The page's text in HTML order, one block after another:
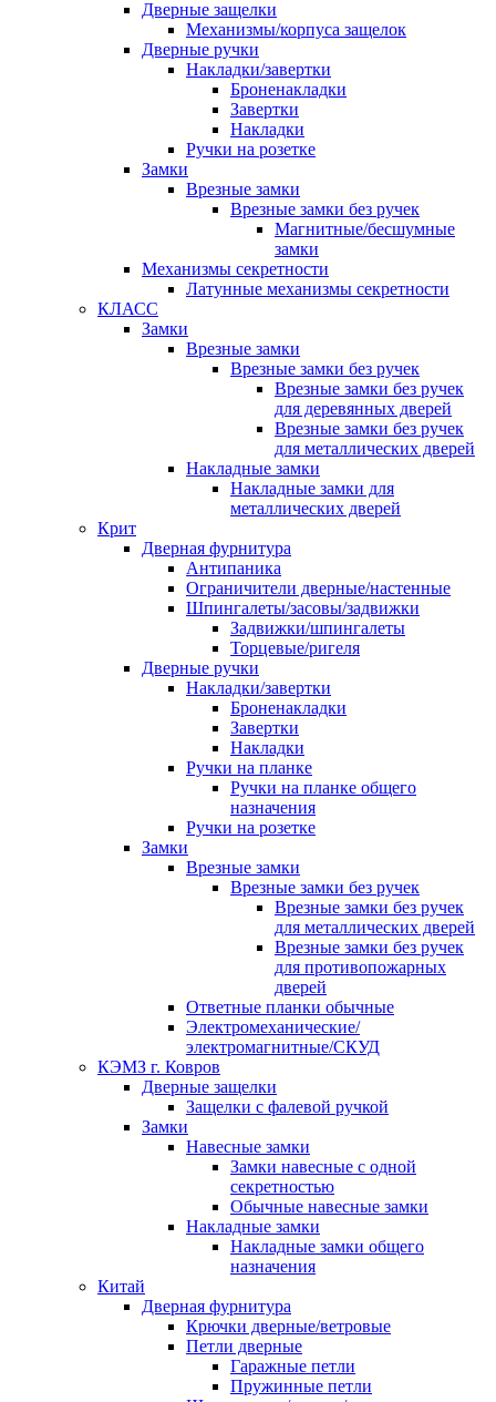
Дверные защелки
Механизмы/корпуса защелок
Дверные ручки
Накладки/завертки
Броненакладки
Завертки
Накладки
Ручки на розетке
Замки
Врезные замки
Врезные замки без ручек
Магнитные/бесшумные
замки
Механизмы секретности
Латунные механизмы секретности
КЛАСС
Замки
Врезные замки
Врезные замки без ручек
Врезные замки без ручек
для деревянных дверей
Врезные замки без ручек
для металлических дверей
Накладные замки
Накладные замки для
металлических дверей
Крит
Дверная фурнитура
Антипаника
Ограничители дверные/настенные
Шпингалеты/засовы/задвижки
Задвижки/шпингалеты
Торцевые/ригеля
Дверные ручки
Накладки/завертки
Броненакладки
Завертки
Накладки
Ручки на планке
Ручки на планке общего
назначения
Ручки на розетке
Замки
Врезные замки
Врезные замки без ручек
Врезные замки без ручек
для металлических дверей
Врезные замки без ручек
для противопожарных
дверей
Ответные планки обычные
Электромеханические/
электромагнитные/СКУД
КЭМЗ г. Ковров
Дверные защелки
Защелки с фалевой ручкой
Замки
Навесные замки
Замки навесные с одной
секретностью
Обычные навесные замки
Накладные замки
Накладные замки общего
назначения
Китай
Дверная фурнитура
Крючки дверные/ветровые
Петли дверные
Гаражные петли
Пружинные петли